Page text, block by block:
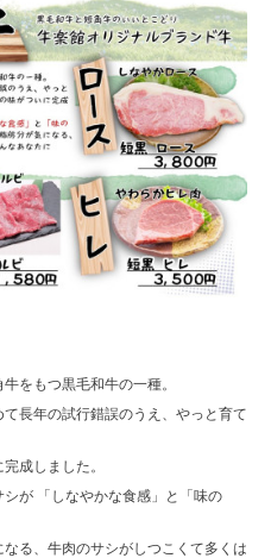
をもつ黒毛和牛の一種。
長年の試行錯誤のうえ、やっと育て
成しました。
が 「しなやかな食感」と「味の
る、牛肉のサシがしつこくて多くは